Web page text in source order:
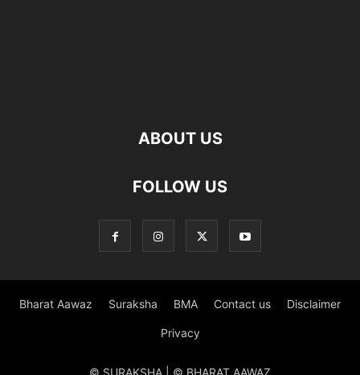
ABOUT US
FOLLOW US
Bharat Aawaz Suraksha BMA Contact us Disclaimer
Privacy
© SURAKSHA | © BHARAT AAWAZ